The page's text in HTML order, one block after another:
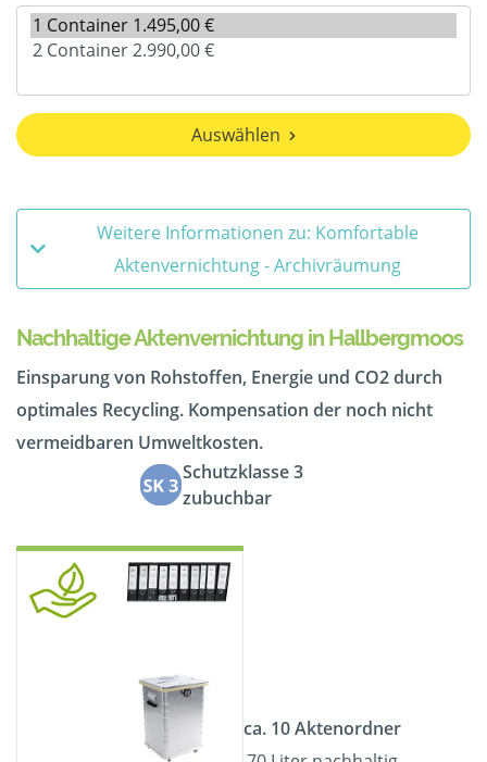
Auswählen
Weitere Informationen zu: Komfortable
Aktenvernichtung - Archivräumung
Nachhaltige Aktenvernichtung in Hallbergmoos
Einsparung von Rohstoffen, Energie und CO2 durch
optimales Recycling. Kompensation der noch nicht
vermeidbaren Umweltkosten.
Schutzklasse 3
zubuchbar
ca. 10 Aktenordner